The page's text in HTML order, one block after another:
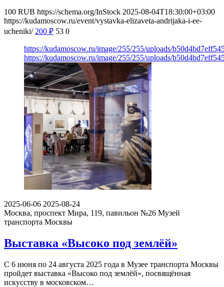
100 RUB https://schema.org/InStock 2025-08-04T18:30:00+03:00
https://kudamoscow.ru/event/vystavka-elizaveta-andrijaka-i-ee-
ucheniki/ 200 ₽ 53 0
https://kudamoscow.ru/image/255/255/uploads/
https://kudamoscow.ru/image/255/255/uploads/
2025-06-06 2025-08-24
Москва, проспект Мира, 119, павильон №26 Музей
транспорта Москвы
Выставка «Высоко под землёй»
С 6 июня по 24 августа 2025 года в Музее транспорта Москвы
пройдет выставка «Высоко под землёй», посвящённая
искусству в московском…